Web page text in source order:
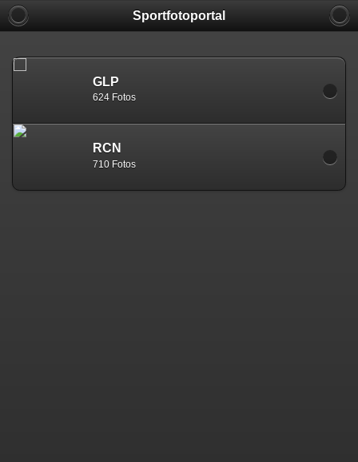
Sportfotoportal
GLP
624 Fotos
RCN
710 Fotos